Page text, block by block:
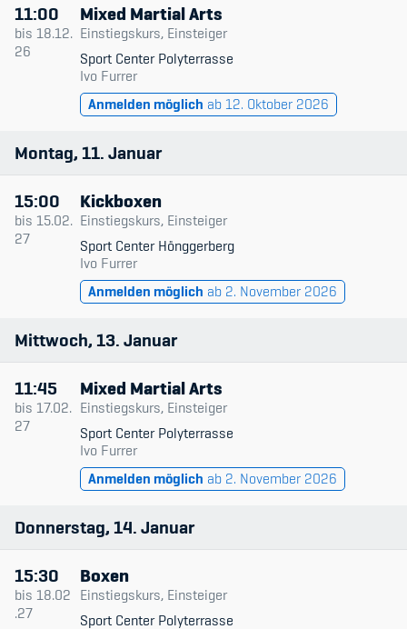
11:00
bis 18.12.
26
Mixed Martial Arts
Einstiegskurs, Einsteiger
Sport Center Polyterrasse
Ivo Furrer
Anmelden möglich ab 12. Oktober 2026
Montag 11 Januar
15:00
bis 15.02.
27
Kickboxen
Einstiegskurs, Einsteiger
Sport Center Hönggerberg
Ivo Furrer
Anmelden möglich ab 2. November 2026
Mittwoch 13 Januar
11:45
bis 17.02.
27
Mixed Martial Arts
Einstiegskurs, Einsteiger
Sport Center Polyterrasse
Ivo Furrer
Anmelden möglich ab 2. November 2026
Donnerstag 14 Januar
15:30
bis 18.02
.27
Boxen
Einstiegskurs, Einsteiger
Sport Center Polyterrasse